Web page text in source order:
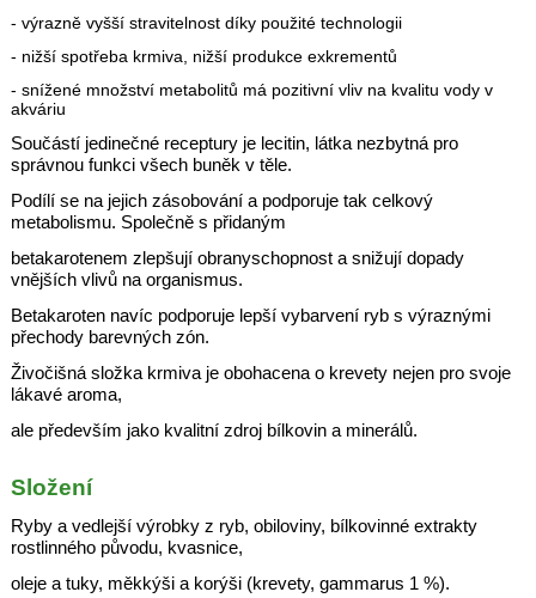
- výrazně vyšší stravitelnost díky použité technologii
- nižší spotřeba krmiva, nižší produkce exkrementů
- snížené množství metabolitů má pozitivní vliv na kvalitu vody v
akváriu
Součástí jedinečné receptury je lecitin, látka nezbytná pro
správnou funkci všech buněk v těle.
Podílí se na jejich zásobování a podporuje tak celkový
metabolismu. Společně s přidaným
betakarotenem zlepšují obranyschopnost a snižují dopady
vnějších vlivů na organismus.
Betakaroten navíc podporuje lepší vybarvení ryb s výraznými
přechody barevných zón.
Živočišná složka krmiva je obohacena o krevety nejen pro svoje
lákavé aroma,
ale především jako kvalitní zdroj bílkovin a minerálů.
Složení
Ryby a vedlejší výrobky z ryb, obiloviny, bílkovinné extrakty
rostlinného původu, kvasnice,
oleje a tuky, měkkýši a korýši (krevety, gammarus 1 %).